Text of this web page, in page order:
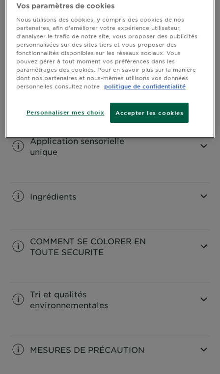
Plus naturelle, plus simple, plus sensorielle
90% d’origine naturelle, sans ammoniaque, vegan.
Application facile à la main comme un masque.
Résultat naturel multi-dimensionnel pendant 8
semaines.
VOIR PLUS
ACHETER
CLOSE SUBPANEL
Application sensorielle
unique
Ingrédients
COMMENT SE COLORER EN
TOUTE SECURITE
Tri et qualités
environnementales
MESURES DE PRÉCAUTION
Vos paramètres de cookies
Nous utilisons des cookies, y compris des cookies de nos
partenaires, afin d’améliorer votre expérience utilisateur,
d’analyser le trafic de notre site, vous proposer des publicités
personnalisées sur des sites tiers et vous proposer des
fonctionnalités disponibles sur les réseaux sociaux. Vous
pouvez gérer à tout moment vos préférences dans les
paramétrages des cookies. Pour en savoir plus sur la manière
dont nos partenaires et nous-mêmes utilisons vos données
personnelles consultez notre
politique de confidentialité
Accepter les cookies
Personnaliser mes choix